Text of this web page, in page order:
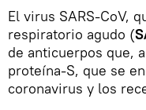
El virus SARS-CoV,
respiratorio agudo (
de anticuerpos que,
proteína-S, que se
coronavirus y los